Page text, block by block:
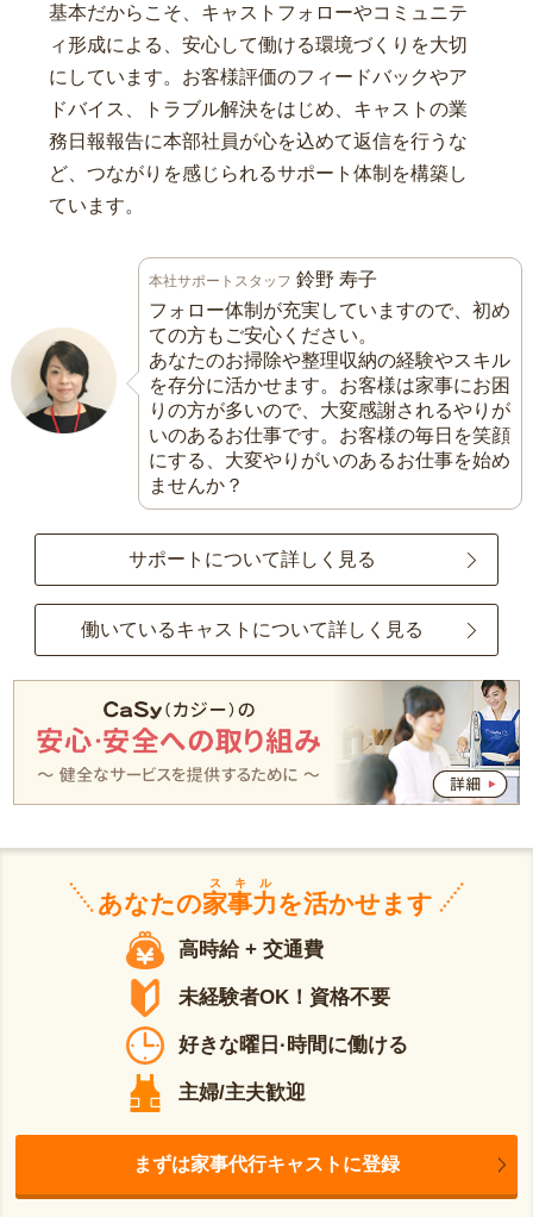
基本だからこそ、キャストフォローやコミュニテ
ィ形成による、安心して働ける環境づくりを大切
にしています。お客様評価のフィードバックやア
ドバイス、トラブル解決をはじめ、キャストの業
務日報報告に本部社員が心を込めて返信を行うな
ど、つながりを感じられるサポート体制を構築し
ています。
本社サポートスタッフ 鈴野 寿子
フォロー体制が充実していますので、初め
ての方もご安心ください。
あなたのお掃除や整理収納の経験やスキル
を存分に活かせます。お客様は家事にお困
りの方が多いので、大変感謝されるやりが
いのあるお仕事です。お客様の毎日を笑顔
にする、大変やりがいのあるお仕事を始め
ませんか？
サポートについて詳しく見る
働いているキャストについて詳しく見る
あなたの家事力
スキル
を活かせます
高時給 + 交通費
未経験者OK！資格不要
好きな曜日·時間に働ける
主婦/主夫歓迎
まずは家事代行キャストに登録